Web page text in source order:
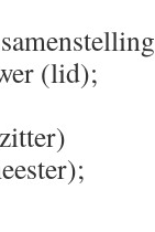
(lid);